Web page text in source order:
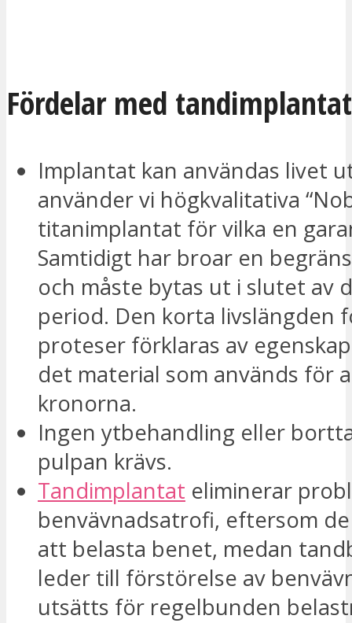
Fördelar med
Implantat kan användas livet
använder vi högkvalitativa
titanimplantat för vilka en
Samtidigt har broar en
och måste bytas ut i slutet av
period. Den korta livslängden
proteser förklaras av
det material som används för
kronorna.
Ingen ytbehandling eller
pulpan krävs.
Tandimplantat eliminerar
benvävnadsatrofi, eftersom
att belasta benet, medan
leder till förstörelse av
utsätts för regelbunden